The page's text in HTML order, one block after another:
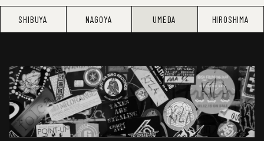
SHIBUYA NAGOYA UMEDA HIROSHIMA